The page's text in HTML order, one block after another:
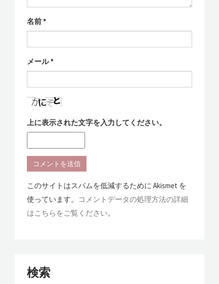
名前*
メール*
上に表示された文字を入力してください。
このサイトはスパムを低減するために Akismet を
使っています。
コメントデータの処理方法の詳細
はこちらをご覧ください。
検索